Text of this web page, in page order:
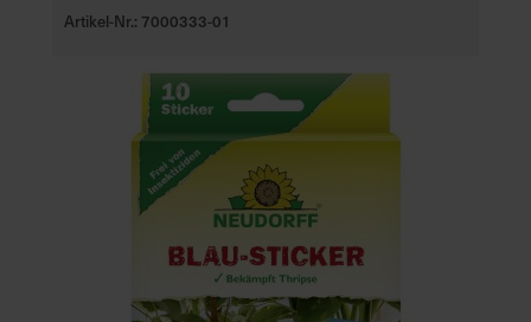
Artikel-Nr.: 7000333-01